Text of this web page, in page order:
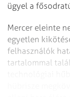
ügyel a
Mercer eleinte
egyetlen
felhasználók
tartalommal